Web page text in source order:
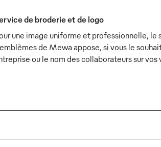
de broderie et de logo
une image uniforme et professionnelle,
de Mewa appose, si vous le
ou le nom des collaborateurs sur vos